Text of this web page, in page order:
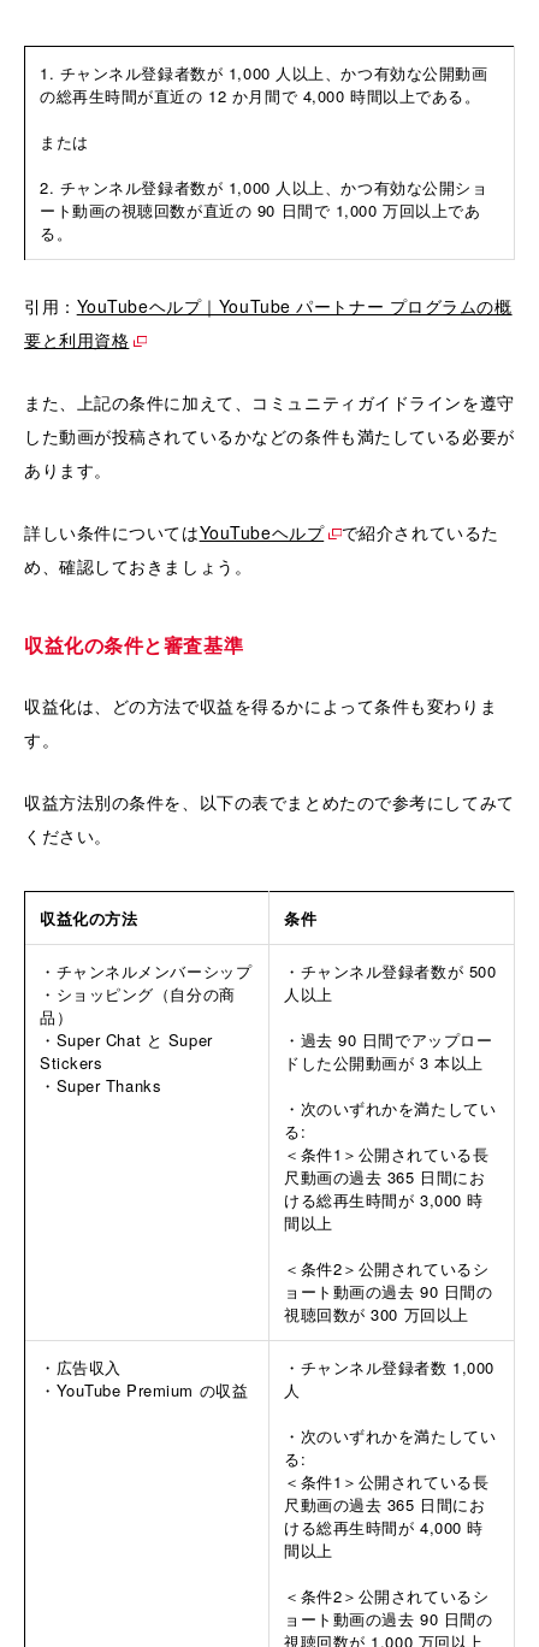
1. チャンネル登録者数が 1,000 人以上、かつ有効な公開動画
の総再生時間が直近の 12 か月間で 4,000 時間以上である。
または
2. チャンネル登録者数が 1,000 人以上、かつ有効な公開ショ
ート動画の視聴回数が直近の 90 日間で 1,000 万回以上であ
る。
引用： YouTubeヘルプ｜YouTube パートナー プログラムの概
要と利用資格
また、上記の条件に加えて、コミュニティガイドラインを遵守
した動画が投稿されているかなどの条件も満たしている必要が
あります。
詳しい条件についてはYouTubeヘルプ
で紹介されているた
め、確認しておきましょう。
収益化の条件と審査基準
収益化は、どの方法で収益を得るかによって条件も変わりま
す。
収益方法別の条件を、以下の表でまとめたので参考にしてみて
ください。
収益化の方法 条件
・チャンネルメンバーシップ
・ショッピング（自分の商
品）
・Super Chat と Super
Stickers
・Super Thanks
・チャンネル登録者数が 500
人以上
・過去 90 日間でアップロー
ドした公開動画が 3 本以上
・次のいずれかを満たしてい
る:
＜条件1＞公開されている長
尺動画の過去 365 日間にお
ける総再生時間が 3,000 時
間以上
＜条件2＞公開されているシ
ョート動画の過去 90 日間の
視聴回数が 300 万回以上
・広告収入
・YouTube Premium の収益
・チャンネル登録者数 1,000
人
・次のいずれかを満たしてい
る:
＜条件1＞公開されている長
尺動画の過去 365 日間にお
ける総再生時間が 4,000 時
間以上
＜条件2＞公開されているシ
ョート動画の過去 90 日間の
視聴回数が 1,000 万回以上